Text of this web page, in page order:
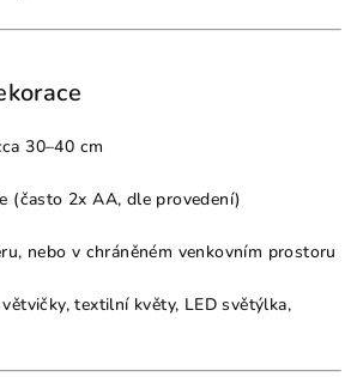
30–40 cm
(často 2x AA, dle provedení)
nebo v chráněném venkovním prostoru
textilní květy, LED světýlka,